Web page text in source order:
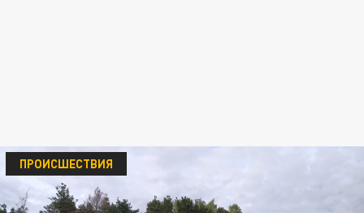
ПРОИСШЕСТВИЯ